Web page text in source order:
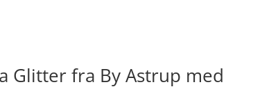
Glitter fra By Astrup med